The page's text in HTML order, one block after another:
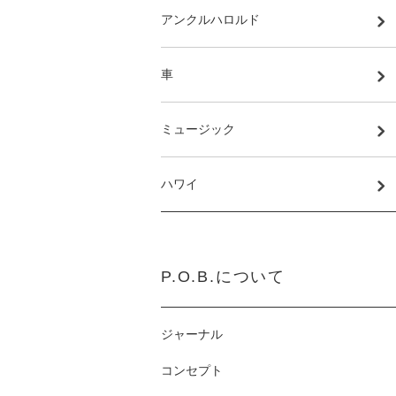
アンクルハロルド
車
ミュージック
ハワイ
P.O.B.について
ジャーナル
コンセプト